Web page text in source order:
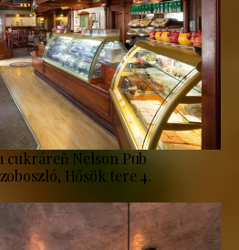
cukráreň Nelson Pub
Hősök tere 4.